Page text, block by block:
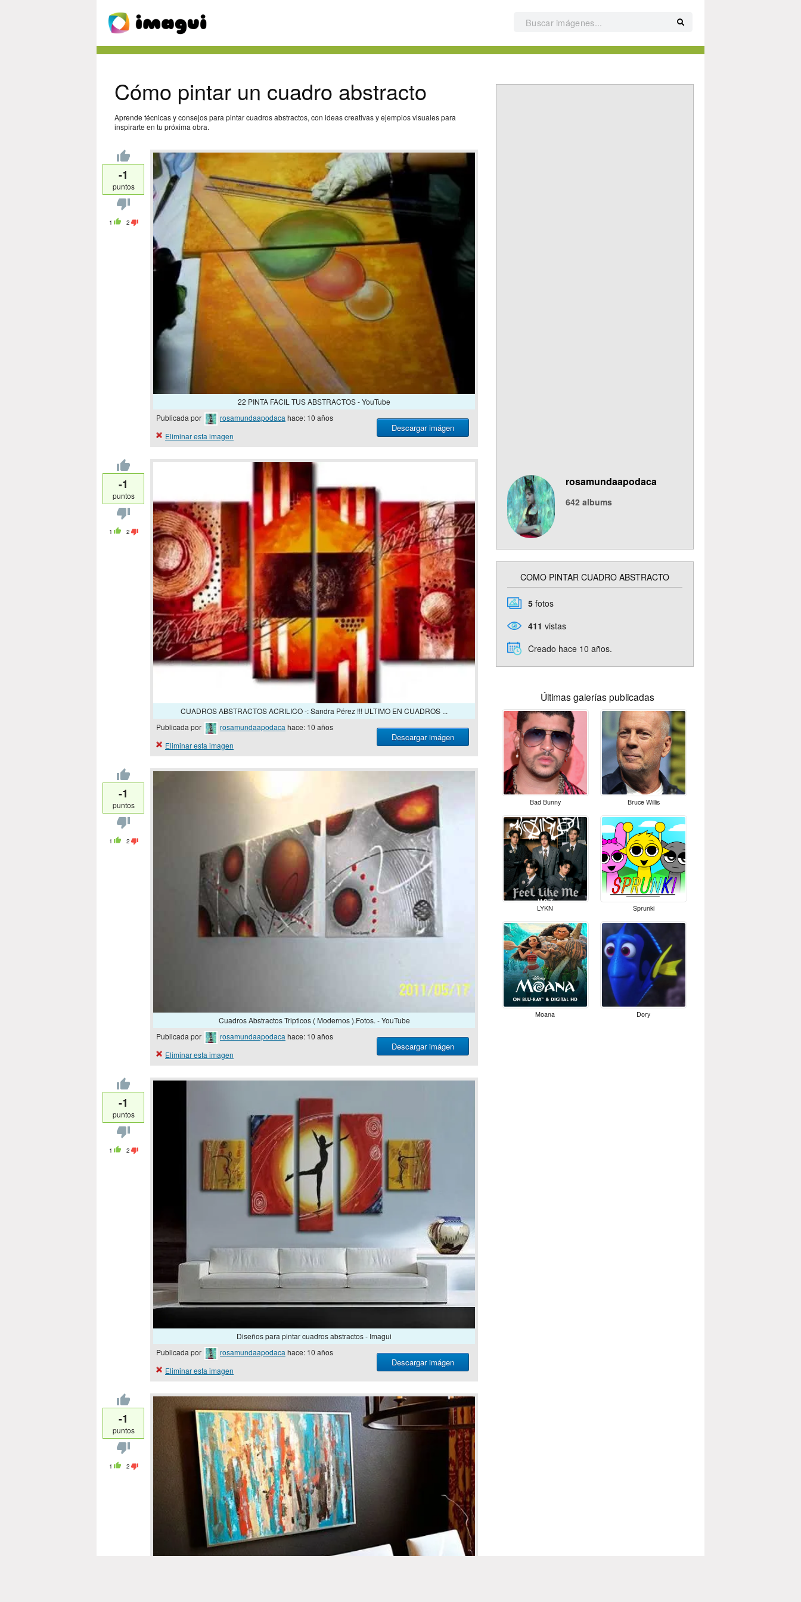
Cómo pintar un cuadro abstracto
Aprende técnicas y consejos para pintar cuadros abstractos, con ideas creativas y ejemplos visuales para
inspirarte en tu próxima obra.
-1
puntos
1 2
22 PINTA FACIL TUS ABSTRACTOS - YouTube
Descargar imágen
Publicada por rosamundaapodaca hace: 10 años
Eliminar esta imagen
-1
puntos
1 2
CUADROS ABSTRACTOS ACRILICO -: Sandra Pérez !!! ULTIMO EN CUADROS ...
Descargar imágen
Publicada por rosamundaapodaca hace: 10 años
Eliminar esta imagen
-1
puntos
1 2
Cuadros Abstractos Tripticos ( Modernos ).Fotos. - YouTube
Descargar imágen
Publicada por rosamundaapodaca hace: 10 años
Eliminar esta imagen
-1
puntos
1 2
Diseños para pintar cuadros abstractos - Imagui
Descargar imágen
Publicada por rosamundaapodaca hace: 10 años
Eliminar esta imagen
-1
puntos
1 2
rosamundaapodaca
642 albums
COMO PINTAR CUADRO ABSTRACTO
5 fotos
411 vistas
Creado hace 10 años.
Últimas galerías publicadas
Bad Bunny Bruce Willis
LYKN Sprunki
Moana Dory